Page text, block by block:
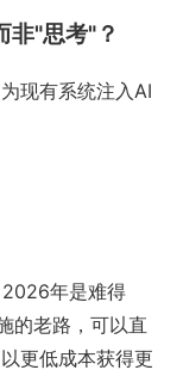
非"思考"？
现有系统注入AI
年是难得
的老路，可以直
更低成本获得更